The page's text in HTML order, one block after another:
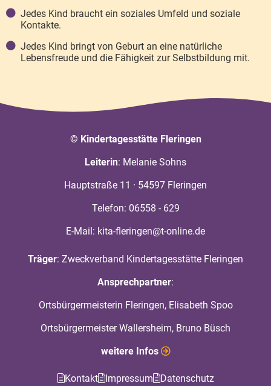
Jedes Kind braucht ein soziales Umfeld und soziale
Kontakte.
Jedes Kind bringt von Geburt an eine natürliche
Lebensfreude und die Fähigkeit zur Selbstbildung mit.
© Kindertagesstätte Fleringen
Leiterin: Melanie Sohns
Hauptstraße 11 · 54597 Fleringen
Telefon: 06558 - 629
E-Mail: kita-fleringen@t-online.de
Träger: Zweckverband Kindertagesstätte Fleringen
Ansprechpartner:
Ortsbürgermeisterin Fleringen, Elisabeth Spoo
Ortsbürgermeister Wallersheim, Bruno Büsch
weitere Infos
Kontakt Impressum Datenschutz